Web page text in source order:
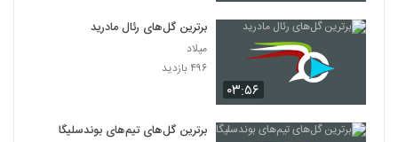
۰۳:۵۶
برترین گل‌های رئال مادرید
میلاد
۴۹۶ بازدید
برترین گل‌های تیم‌های بوندسلیگا